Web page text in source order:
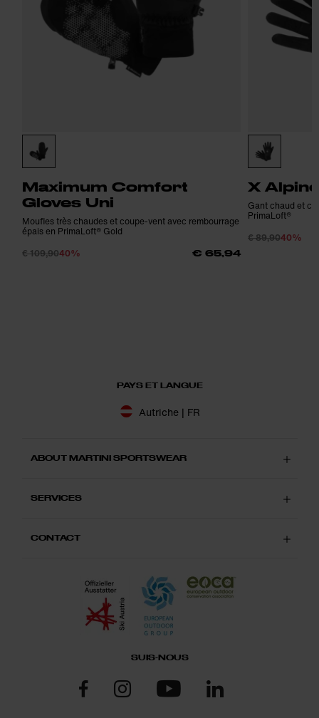
Maximum Comfort
Gloves Uni
Moufles très chaudes et coupe-vent avec rembourrage
épais en PrimaLoft® Gold
€ 109,9040% € 65,94
X
Gant chaud et
PrimaLoft®
€ 89,9040%
PAYS ET LANGUE
Autriche | FR
ABOUT MARTINI SPORTSWEAR
SERVICES
CONTACT
SUIS-NOUS